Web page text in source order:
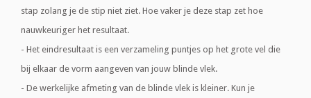
stap zolang je de stip niet ziet. Hoe vaker je deze stap zet hoe
nauwkeuriger het resultaat.
- Het eindresultaat is een verzameling puntjes op het grote vel die
bij elkaar de vorm aangeven van jouw blinde vlek.
- De werkelijke afmeting van de blinde vlek is kleiner. Kun je